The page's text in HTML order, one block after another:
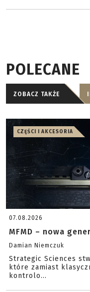
POLECANE
ZOBACZ TAKŻE
CZĘŚCI I AKCESORIA
07.08.2026
MFMD – nowa
Damian Niemczuk
Strategic Sciences
które zamiast
kontrolo...